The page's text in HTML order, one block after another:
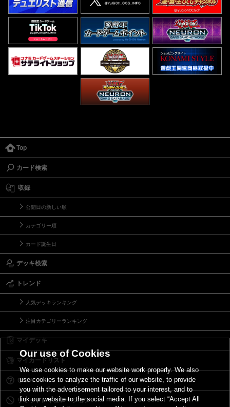
Top
カード検索
収録
公開日の新しい順
カテゴリー順
カード誕生日
デッキ検索
トレンド
人気デッキランキング
注目カテゴリーランキング
マイデッキ
マイカードリスト
Ｑ＆Ａ
リミットレギュレーション
Our use of Cookies
We use cookies to make our website work properly. We also
use cookies to analyze the traffic of our website, to provide
you with the advertisement tailored to your interest, and to
link our website to the social media. If you select “Accept All